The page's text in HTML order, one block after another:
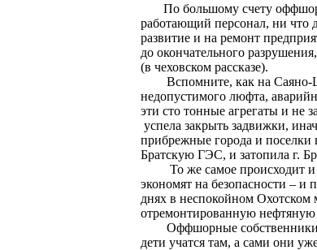
По большому счету
работающий персонал, ни что
развитие и на ремонт
до окончательного
(в чеховском рассказе).
Вспомните, как на Саяно-
недопустимого люфта,
эти сто тонные агрегаты и не
успела закрыть задвижки,
прибрежные города и поселки
Братскую ГЭС, и затопила г.
То же самое происходит и
экономят на безопасности –
днях в неспокойном Охотском
отремонтированную нефтяную
Оффшорные собственники,
дети учатся там, а сами они